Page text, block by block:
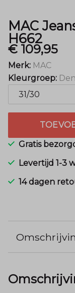
MAC
H662
€ 109,95
Merk: MAC
Kleurgroep:
Gratis
Levertijd 1-3
14 dagen